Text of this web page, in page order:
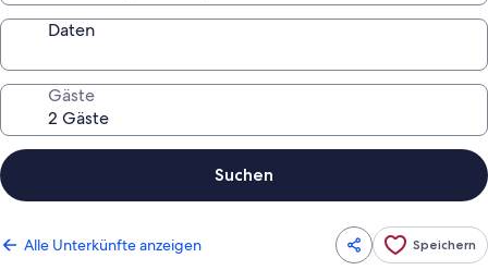
Daten
Gäste
Suchen
Alle Unterkünfte anzeigen Speichern